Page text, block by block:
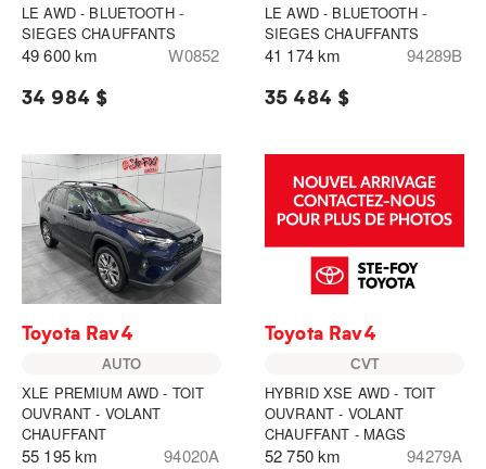
LE AWD - BLUETOOTH -
SIEGES CHAUFFANTS
49 600 km W0852
34 984 $
LE AWD - BLUETOOTH -
SIEGES CHAUFFANTS
41 174 km 94289B
35 484 $
Toyota Rav4
AUTO
XLE PREMIUM AWD - TOIT
OUVRANT - VOLANT
CHAUFFANT
55 195 km 94020A
Toyota Rav4
CVT
HYBRID XSE AWD - TOIT
OUVRANT - VOLANT
CHAUFFANT - MAGS
52 750 km 94279A